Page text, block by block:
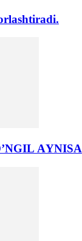
АYNISА